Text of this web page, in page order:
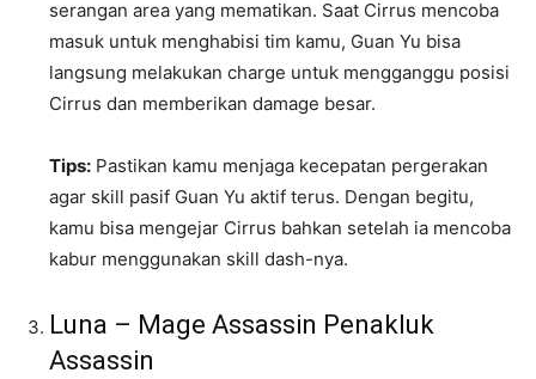
serangan area yang mematikan. Saat Cirrus mencoba
masuk untuk menghabisi tim kamu, Guan Yu bisa
langsung melakukan charge untuk mengganggu posisi
Cirrus dan memberikan damage besar.
Tips: Pastikan kamu menjaga kecepatan pergerakan
agar skill pasif Guan Yu aktif terus. Dengan begitu,
kamu bisa mengejar Cirrus bahkan setelah ia mencoba
kabur menggunakan skill dash-nya.
Luna – Mage Assassin Penakluk
Assassin